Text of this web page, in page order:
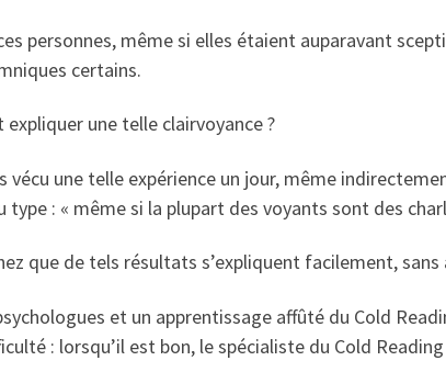
personnes, même si elles étaient auparavant
certains.
une telle clairvoyance ?
vécu une telle expérience un jour, même
type : « même si la plupart des voyants sont des
que de tels résultats s’expliquent facilement,
et un apprentissage affûté du Cold
: lorsqu’il est bon, le spécialiste du Cold